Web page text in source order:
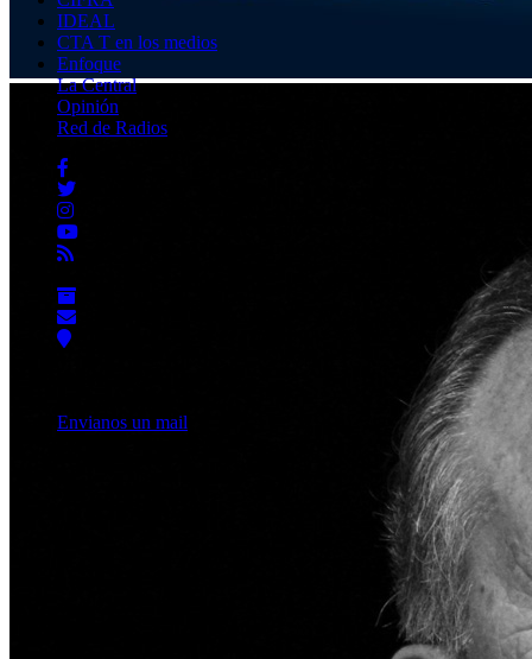
IDEAL
CTA T en los medios
Enfoque
La Central
Opinión
Red de Radios
Envianos un mail